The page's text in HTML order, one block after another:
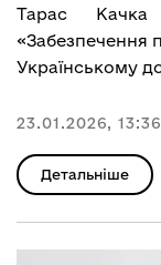
Тарас Качка
«Забезпечення
Українському
23.01.2026, 13:36
Детальніше